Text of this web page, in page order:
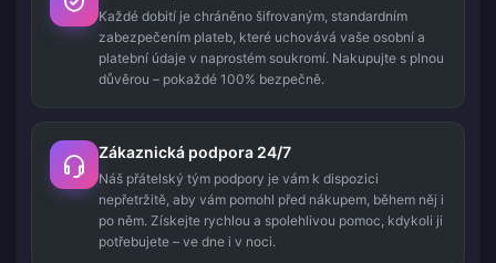
Každé dobití je chráněno šifrovaným, standardním
zabezpečením plateb, které uchovává vaše osobní a
platební údaje v naprostém soukromí. Nakupujte s plnou
důvěrou – pokaždé 100% bezpečně.
Zákaznická podpora 24/7
Náš přátelský tým podpory je vám k dispozici
nepřetržitě, aby vám pomohl před nákupem, během něj i
po něm. Získejte rychlou a spolehlivou pomoc, kdykoli ji
potřebujete – ve dne i v noci.